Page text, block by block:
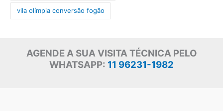
vila olímpia conversão fogão
AGENDE A SUA VISITA TÉCNICA PELO
WHATSAPP: 11 96231-1982